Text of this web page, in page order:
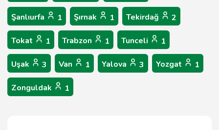
Şanlıurfa 1 Şırnak 1 Tekirdağ 2
Tokat 1 Trabzon 1 Tunceli 1
Uşak 3 Van 1 Yalova 3 Yozgat 1
Zonguldak 1